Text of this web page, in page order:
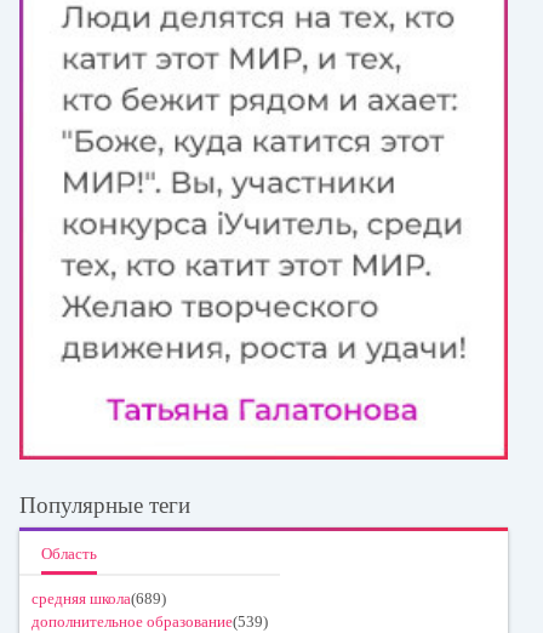
Популярные теги
Область
средняя школа(689)
дополнительное образование(539)